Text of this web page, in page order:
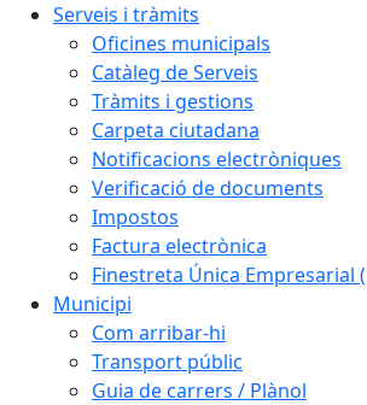
Serveis i tràmits
Oficines municipals
Catàleg de Serveis
Tràmits i gestions
Carpeta ciutadana
Notificacions electròniques
Verificació de documents
Impostos
Factura electrònica
Finestreta Única Empresarial
Municipi
Com arribar-hi
Transport públic
Guia de carrers / Plànol